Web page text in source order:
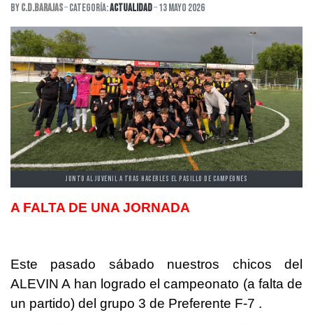
ByC.D.Barajas Categoría:Actualidad 13 Mayo 2026
JUNTO AL JUVENIL A TRAS HACERLES EL PASILLO DE CAMPEONES
A FALTA DE UNA JORNADA
Este pasado sábado nuestros chicos del
ALEVIN A han logrado el campeonato (a falta de
un partido) del grupo 3 de Preferente F-7 .